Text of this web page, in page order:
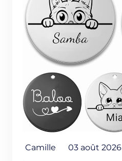
Camille 03 août 2026